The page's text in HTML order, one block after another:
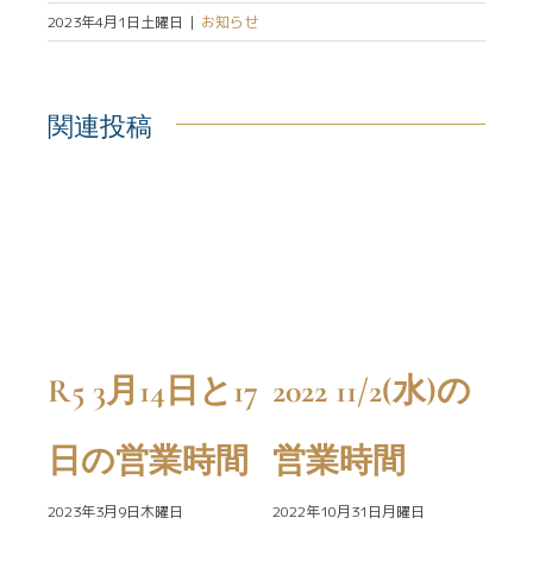
2023年4月1日土曜日 | お知らせ
関連投稿
R5 3月14日と17
日の営業時間
2023年3月9日木曜日
2022 11/2(水)の
営業時間
2022年10月31日月曜日